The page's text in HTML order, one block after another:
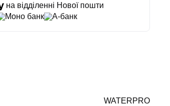
на відділенні Нової пошти
Моно банк А-банк
WATERPRO